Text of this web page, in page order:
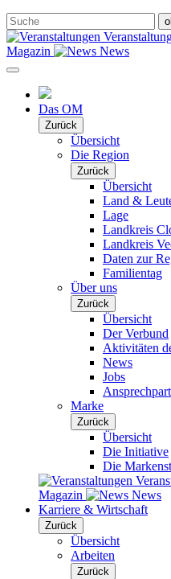
Magazin
News
Das OM
Zurück
Übersicht
Die Region
Zurück
Übersicht
Land &
Lage
Landkreis
Landkreis
Daten zur
Familientag
Über uns
Zurück
Übersicht
Der Verbund
Aktivitäten
News
Jobs
Marke
Zurück
Übersicht
Die Initiative
Die
Magazin
News
Karriere & Wirtschaft
Zurück
Übersicht
Arbeiten
Zurück